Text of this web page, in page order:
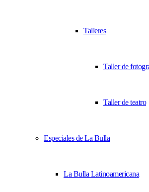
Talleres
Taller de
Taller de teatro
Especiales de La Bulla
La Bulla Latinoamericana